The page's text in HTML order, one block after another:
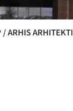
ARHIS ARHITEKTI